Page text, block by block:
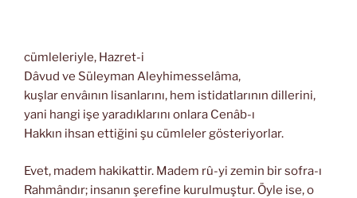
cümleleriyle, Hazret-i
Dâvud ve Süleyman Aleyhimesselâma,
kuşlar envâının lisanlarını, hem istidatlarının dillerini,
yani hangi işe yaradıklarını onlara Cenâb-ı
Hakkın ihsan ettiğini şu cümleler gösteriyorlar.
Evet, madem hakikattir. Madem rû-yi zemin bir sofra-ı
Rahmândır; insanın şerefine kurulmuştur. Öyle ise, o